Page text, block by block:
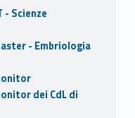
- Scienze
- Embriologia
dei CdL di